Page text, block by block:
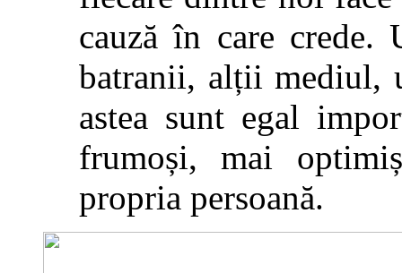
cauză în care crede.
batranii, alții
astea sunt egal
frumoși, mai
propria persoană.